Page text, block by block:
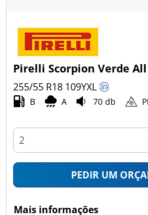
Pirelli Scorpion Verde All
255/55 R18 109YXL
B A 70 db
PEDIR UM
Mais informações